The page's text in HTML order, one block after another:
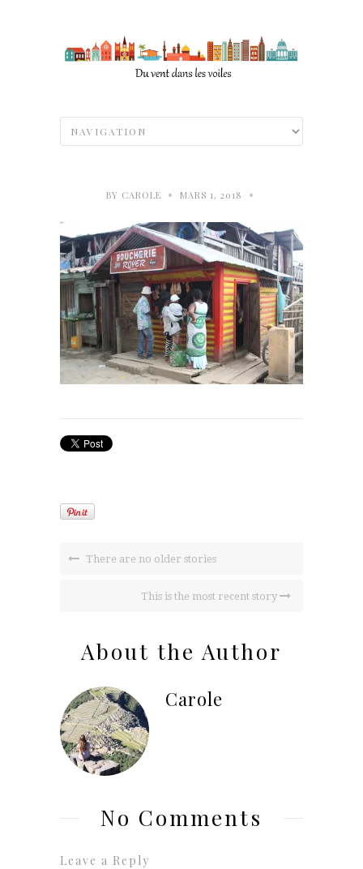
BY CAROLE • MARS 1, 2018 •
There are no older stories
This is the most recent story
About the Author
Carole
No Comments
Leave a Reply